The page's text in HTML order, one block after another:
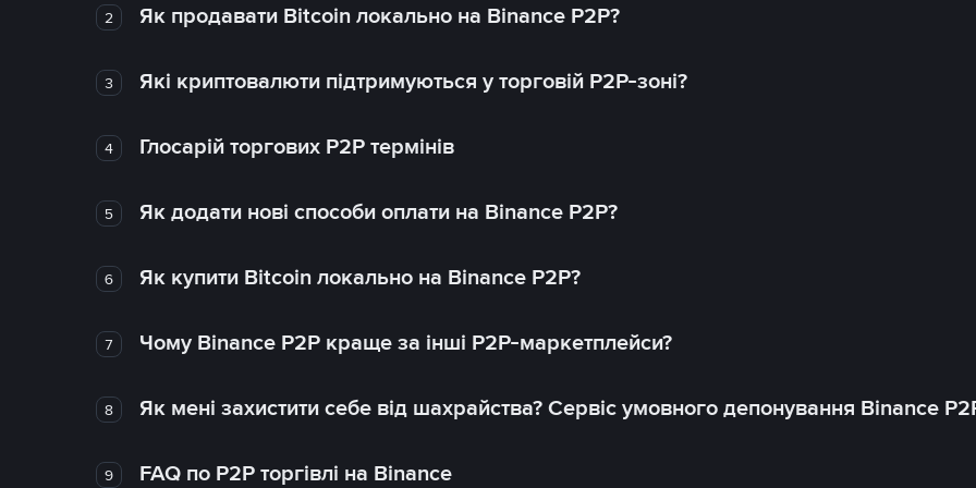
2 Як продавати Bitcoin локально на Binance P2P?
3 Які криптовалюти підтримуються у торговій P2P-зоні?
4 Глосарій торгових P2P термінів
5 Як додати нові способи оплати на Binance P2P?
6 Як купити Bitcoin локально на Binance P2P?
7 Чому Binance P2P краще за інші P2P-маркетплейси?
8 Як мені захистити себе від шахрайства? Сервіс умовного депонування Binance
9 FAQ по P2P торгівлі на Binance